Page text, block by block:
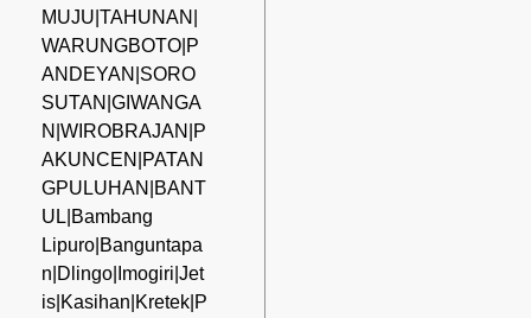
MUJU|TAHUNAN|
WARUNGBOTO|P
ANDEYAN|SORO
SUTAN|GIWANGA
N|WIROBRAJAN|P
AKUNCEN|PATAN
GPULUHAN|BANT
UL|Bambang
Lipuro|Banguntapa
n|Dlingo|Imogiri|Jet
is|Kasihan|Kretek|P